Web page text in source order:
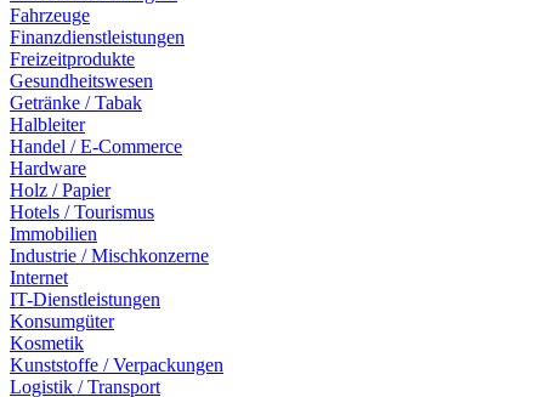
Fahrzeuge
Finanzdienstleistungen
Freizeitprodukte
Gesundheitswesen
Getränke / Tabak
Halbleiter
Handel / E-Commerce
Hardware
Holz / Papier
Hotels / Tourismus
Immobilien
Industrie / Mischkonzerne
Internet
IT-Dienstleistungen
Konsumgüter
Kosmetik
Kunststoffe / Verpackungen
Logistik / Transport